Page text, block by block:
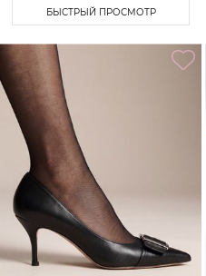
БЫСТРЫЙ ПРОСМОТР